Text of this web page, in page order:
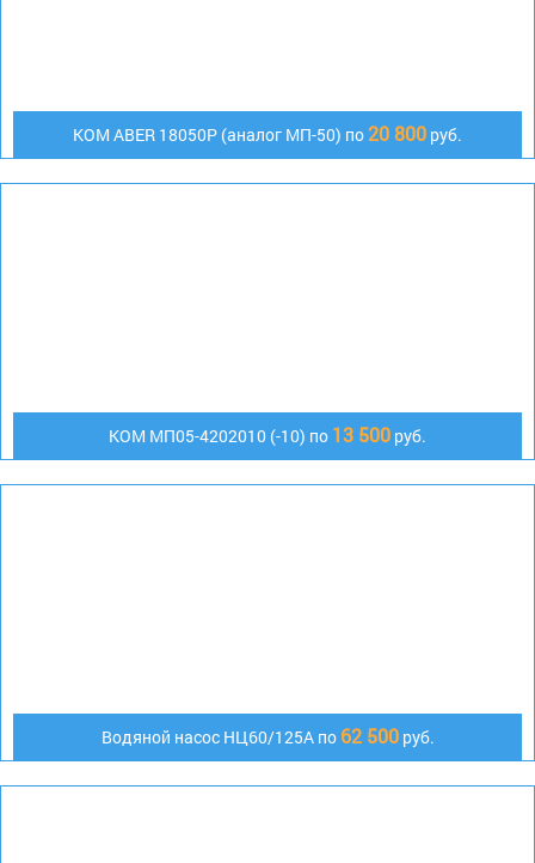
KOM ABER 18050P (аналог МП-50) по20 800 руб.
КОМ МП05-4202010 (-10) по 13 500 руб.
Водяной насос НЦ60/125А по 62 500руб.